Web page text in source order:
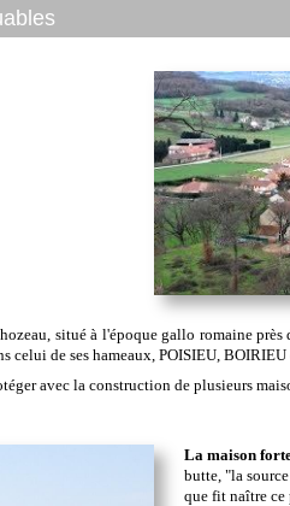
situé à l'époque gallo romaine
celui de ses hameaux, POISIEU, BOIRIEU
avec la construction de plusieurs
La maison
butte, "la
que fit naître ce